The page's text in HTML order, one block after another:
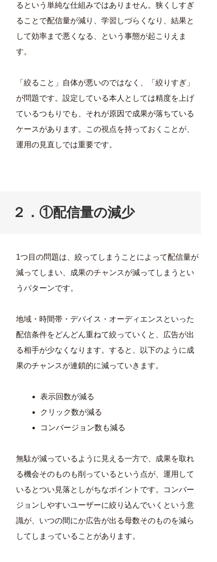
るという単純な仕組みではありません。狭くしすぎ
ることで配信量が減り、学習しづらくなり、結果と
して効率まで悪くなる、という事態が起こりえま
す。
「絞ること」自体が悪いのではなく、「絞りすぎ」
が問題です。設定している本人としては精度を上げ
ているつもりでも、それが原因で成果が落ちている
ケースがあります。この視点を持っておくことが、
運用の見直しでは重要です。
２．①配信量の減少
1つ目の問題は、絞ってしまうことによって配信量が
減ってしまい、成果のチャンスが減ってしまうとい
うパターンです。
地域・時間帯・デバイス・オーディエンスといった
配信条件をどんどん重ねて絞っていくと、広告が出
る相手が少なくなります。すると、以下のように成
果のチャンスが連鎖的に減っていきます。
表示回数が減る
クリック数が減る
コンバージョン数も減る
無駄が減っているように見える一方で、成果を取れ
る機会そのものも削っているという点が、運用して
いるとつい見落としがちなポイントです。コンバー
ジョンしやすいユーザーに絞り込んでいくという意
識が、いつの間にか広告が出る母数そのものを減ら
してしまっていることがあります。